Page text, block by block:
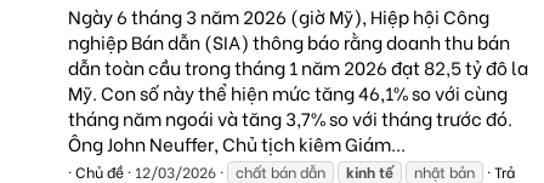
Ngày 6 tháng 3 năm 2026 (giờ Mỹ), Hiệp hội Công
nghiệp Bán dẫn (SIA) thông báo rằng doanh thu bán
dẫn toàn cầu trong tháng 1 năm 2026 đạt 82,5 tỷ đô la
Mỹ. Con số này thể hiện mức tăng 46,1% so với cùng
tháng năm ngoái và tăng 3,7% so với tháng trước đó.
Ông John Neuffer, Chủ tịch kiêm Giám...
Chủ đề 12/03/2026 chất bán dẫn kinhtế nhật bản
Trả